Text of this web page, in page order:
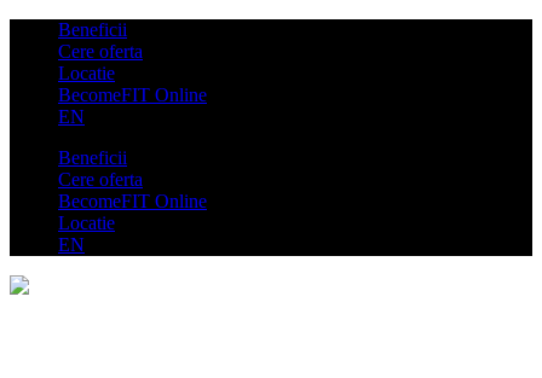
Beneficii
Cere oferta
Locatie
BecomeFIT Online
EN
Beneficii
Cere oferta
BecomeFIT Online
Locatie
EN